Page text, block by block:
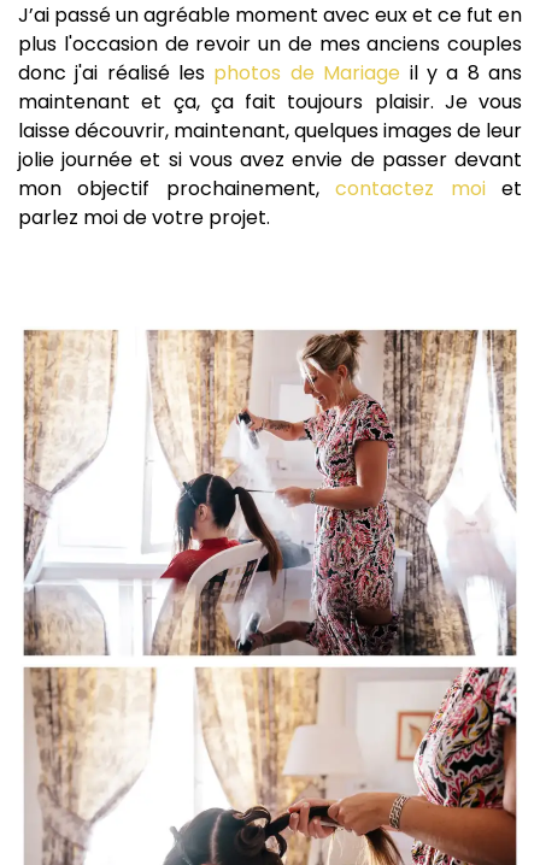
J’ai passé un agréable moment avec eux et ce fut en
plus l'occasion de revoir un de mes anciens couples
donc j'ai réalisé les photos de Mariage il y a 8 ans
maintenant et ça, ça fait toujours plaisir. Je vous
laisse découvrir, maintenant, quelques images de leur
jolie journée et si vous avez envie de passer devant
mon objectif prochainement,contactez moiet
parlez moi de votre projet.